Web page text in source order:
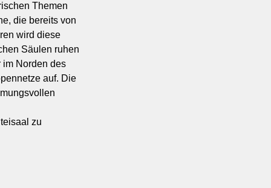
Themen
die bereits von
wird diese
Säulen ruhen
Norden des
auf. Die
zu